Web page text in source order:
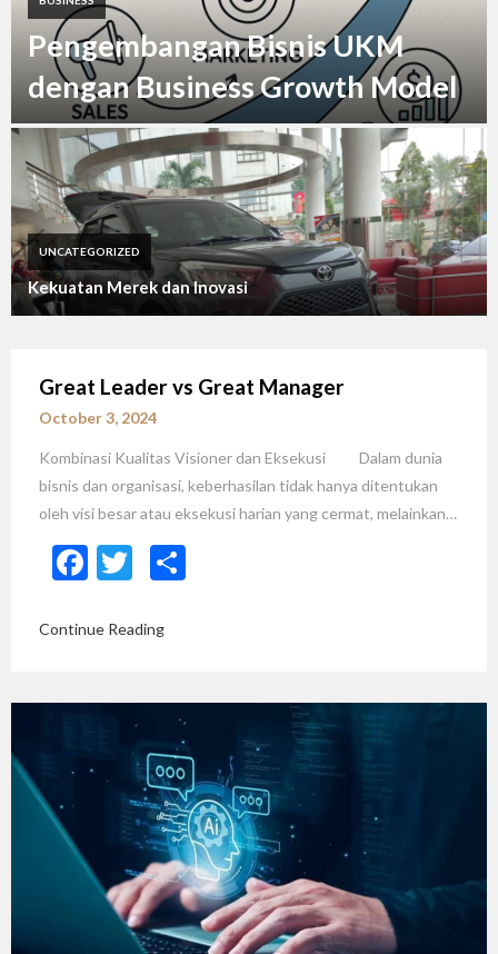
Pengembangan Bisnis UKM
dengan Business Growth Model
UNCATEGORIZED
Kekuatan Merek dan Inovasi
Great Leader vs Great Manager
October 3, 2024
Kombinasi Kualitas Visioner dan Eksekusi Dalam dunia
bisnis dan organisasi, keberhasilan tidak hanya ditentukan
oleh visi besar atau eksekusi harian yang cermat, melainkan…
Facebook
Twitter
Continue Reading